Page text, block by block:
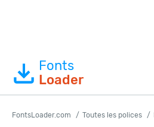
Fonts
Loader
FontsLoader.com Toutes les polices